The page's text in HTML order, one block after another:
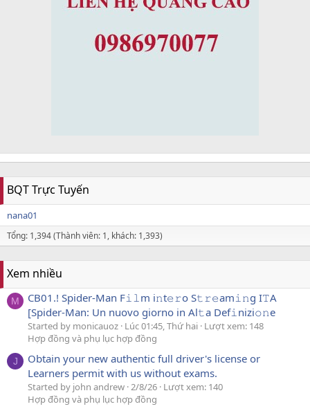
BQT Trực Tuyến
nana01
Tổng: 1,394 (Thành viên: 1, khách: 1,393)
Xem nhiều
M
CB01.! Spider-Man F𝚒𝚕m i𝚗t𝚎𝚛o S𝚝𝚛𝚎am𝚒𝚗g I𝚃A
[Spider-Man: Un nuovo giorno in Al𝚝a Def𝚒nizi𝚘𝚗e
Started by monicauoz Lúc 01:45, Thứ hai Lượt xem: 148
Hợp đồng và phụ lục hợp đồng
J
Obtain your new authentic full driver's license or
Learners permit with us without exams.
Started by john andrew 2/8/26 Lượt xem: 140
Hợp đồng và phụ lục hợp đồng